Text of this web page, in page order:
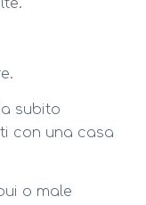
subito
con una casa
o male